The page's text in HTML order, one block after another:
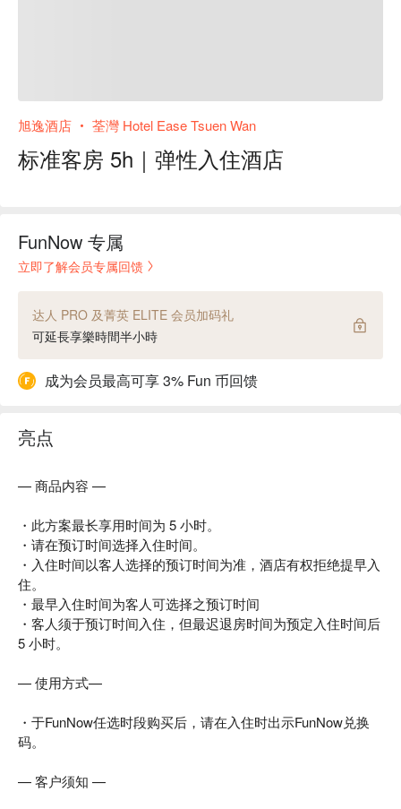
旭逸酒店 ‧ 荃灣 Hotel Ease Tsuen Wan
标准客房 5h｜弹性入住酒店
FunNow 专属
立即了解会员专属回馈
达人 PRO 及菁英 ELITE 会员加码礼
可延長享樂時間半小時
成为会员最高可享 3% Fun 币回馈
亮点
— 商品内容 —
・此方案最长享用时间为 5 小时。
・请在预订时间选择入住时间。
・入住时间以客人选择的预订时间为准，酒店有权拒绝提早入
住。
・最早入住时间为客人可选择之预订时间
・客人须于预订时间入住，但最迟退房时间为预定入住时间后
5 小时。
— 使用方式—
・于FunNow任选时段购买后，请在入住时出示FunNow兑换
码。
— 客户须知 —